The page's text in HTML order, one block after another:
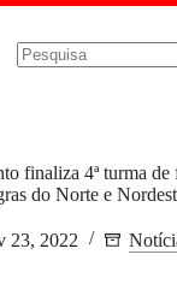
finaliza 4ª turma de
do Norte e
23, 2022